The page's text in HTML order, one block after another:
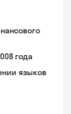
года
языков